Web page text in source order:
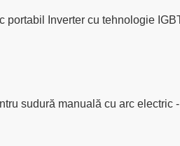
portabil Inverter cu tehnologie
sudură manuală cu arc electric